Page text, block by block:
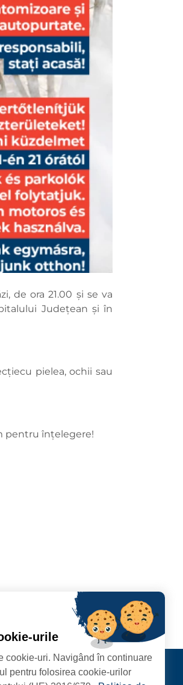
de ora 21.00 și se va
Județean și în
pielea, ochii sau
pentru înțelegere!
Contact
urile
cookie-uri. Navigând în continuare
pentru folosirea cookie-urilor